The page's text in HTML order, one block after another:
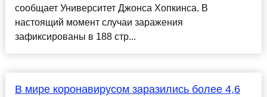
сообщает Университет Джонса Хопкинса. В
настоящий момент случаи заражения
зафиксированы в 188 стр...
В мире коронавирусом заразились более 4,6